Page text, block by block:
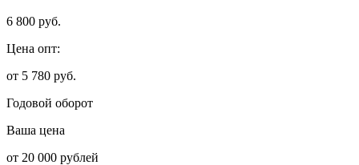
6 800 руб.
Цена опт:
от 5 780 руб.
Годовой оборот
Ваша цена
от 20 000 рублей